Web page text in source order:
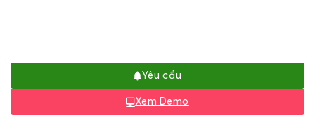
Yêu cầu
Xem Demo